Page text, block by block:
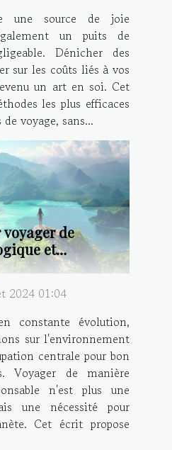
une source de joie
un puits de
Dénicher des
sur les coûts liés à vos
un art en soi. Cet
les plus efficaces
voyage, sans...
de
et
2024 01:04
constante évolution,
sur l'environnement
centrale pour bon
Voyager de manière
n'est plus une
une nécessité pour
Cet écrit propose